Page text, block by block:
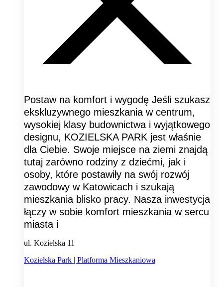
Postaw na komfort i wygodę Jeśli szukasz
ekskluzywnego mieszkania w centrum,
wysokiej klasy budownictwa i wyjątkowego
designu, KOZIELSKA PARK jest właśnie
dla Ciebie. Swoje miejsce na ziemi znajdą
tutaj zarówno rodziny z dziećmi, jak i
osoby, które postawiły na swój rozwój
zawodowy w Katowicach i szukają
mieszkania blisko pracy. Nasza inwestycja
łączy w sobie komfort mieszkania w sercu
miasta i
ul. Kozielska 11
Kozielska Park | Platforma Mieszkaniowa